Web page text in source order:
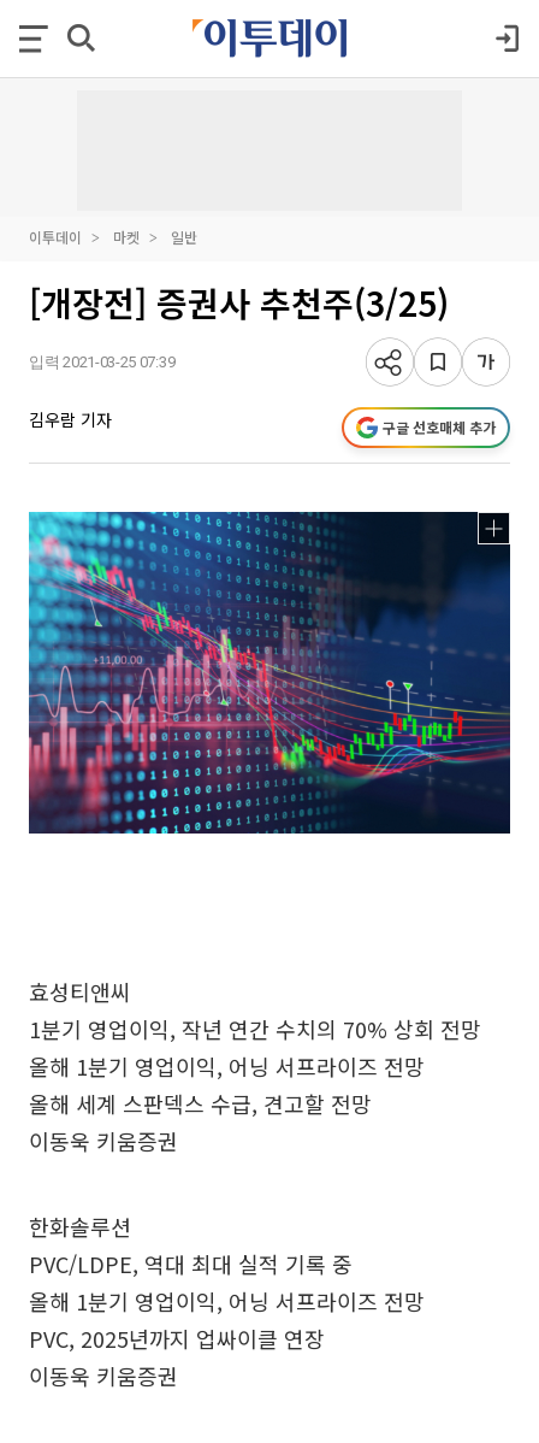
이투데이 마켓 일반
[개장전] 증권사 추천주(3/25)
입력 2021-03-25 07:39
김우람 기자 구글 선호매체 추가
효성티앤씨
1분기 영업이익, 작년 연간 수치의 70% 상회 전망
올해 1분기 영업이익, 어닝 서프라이즈 전망
올해 세계 스판덱스 수급, 견고할 전망
이동욱 키움증권
한화솔루션
PVC/LDPE, 역대 최대 실적 기록 중
올해 1분기 영업이익, 어닝 서프라이즈 전망
PVC, 2025년까지 업싸이클 연장
이동욱 키움증권